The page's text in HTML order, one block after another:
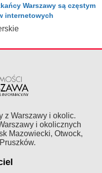
Warszawy są częstym
internetowych
z Warszawy i okolic.
i okolicznych
Mazowiecki, Otwock,